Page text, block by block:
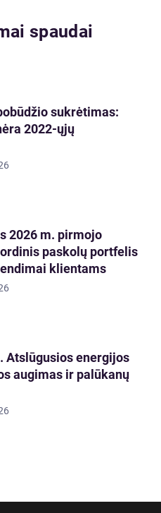
spaudai
sukrėtimas:
2022-ųjų
2026 m. pirmojo
paskolų portfelis
klientams
Atslūgusios energijos
augimas ir palūkanų